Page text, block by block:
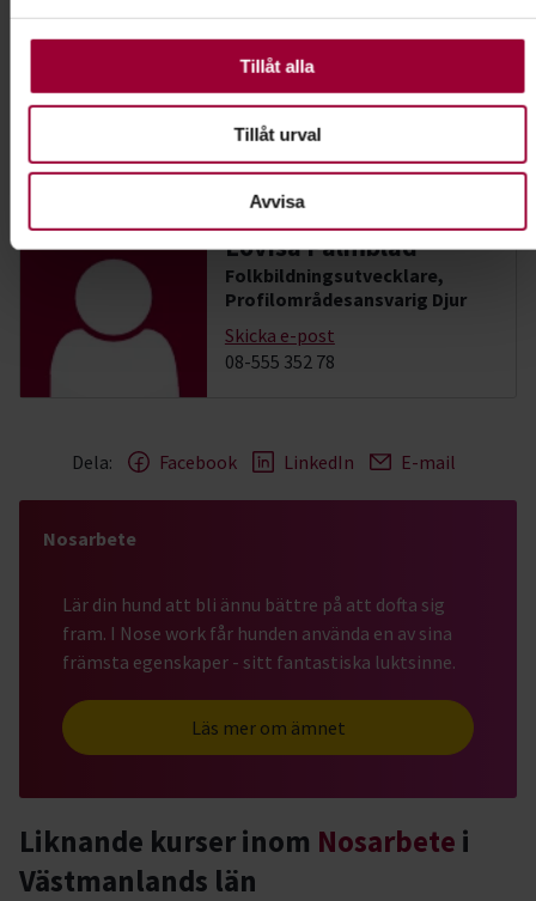
Tillåt alla
Tillåt urval
Avvisa
LiseLotte Gustafson
Hallstahammars Brukshundklubb
Kontakt
Lovisa Palmblad
Folkbildningsutvecklare,
Profilområdesansvarig Djur
Skicka e-post
08-555 352 78
Dela: Facebook LinkedIn E-mail
Nosarbete
Lär din hund att bli ännu bättre på att dofta sig
fram. I Nose work får hunden använda en av sina
främsta egenskaper - sitt fantastiska luktsinne.
Läs mer om ämnet
Liknande kurser inom Nosarbete i
Västmanlands län